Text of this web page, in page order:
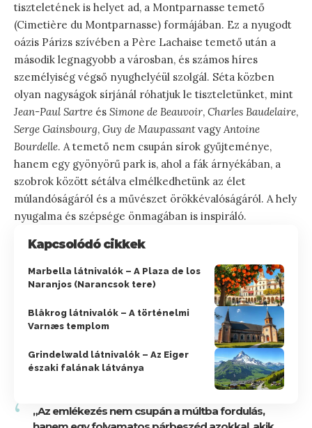
tiszteletének is helyet ad, a Montparnasse temető
(Cimetière du Montparnasse) formájában. Ez a nyugodt
oázis Párizs szívében a Père Lachaise temető után a
második legnagyobb a városban, és számos híres
személyiség végső nyughelyéül szolgál. Séta közben
olyan nagyságok sírjánál róhatjuk le tiszteletünket, mint
Jean-Paul Sartre és Simone de Beauvoir, Charles Baudelaire,
Serge Gainsbourg, Guy de Maupassantvagy Antoine
Bourdelle. A temető nem csupán sírok gyűjteménye,
hanem egy gyönyörű park is, ahol a fák árnyékában, a
szobrok között sétálva elmélkedhetünk az élet
múlandóságáról és a művészet örökkévalóságáról. A hely
nyugalma és szépsége önmagában is inspiráló.
Kapcsolódó cikkek
Marbella látnivalók – A Plaza de los
Naranjos (Narancsok tere)
Blåkrog látnivalók – A történelmi
Varnæs templom
Grindelwald látnivalók – Az Eiger
északi falának látványa
„Az emlékezés nem csupán a múltba fordulás,